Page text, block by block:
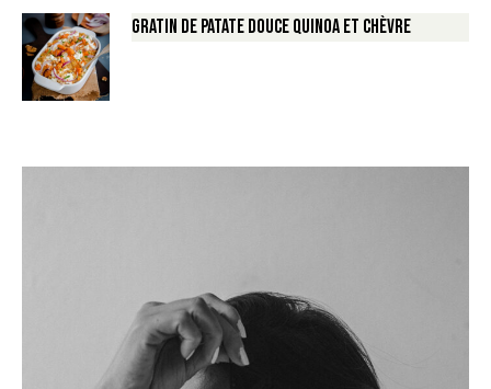
Gratin de Patate douce Quinoa et Chèvre